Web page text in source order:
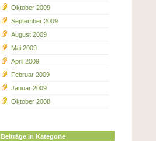
Oktober 2009
September 2009
August 2009
Mai 2009
April 2009
Februar 2009
Januar 2009
Oktober 2008
Beiträge in Kategorie